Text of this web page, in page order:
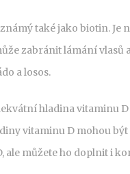
známý také jako biotin.
zabránit lámání vlasů
a losos.
hladina vitaminu
vitaminu D mohou
ale můžete ho doplnit i